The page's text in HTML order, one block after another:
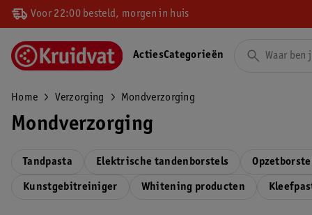
Voor 22:00 besteld, morgen in huis
ActiesCategorieën
Home Verzorging Mondverzorging
Mondverzorging
Tandpasta Elektrische tandenborstels
Kunstgebitreiniger Whitening producten